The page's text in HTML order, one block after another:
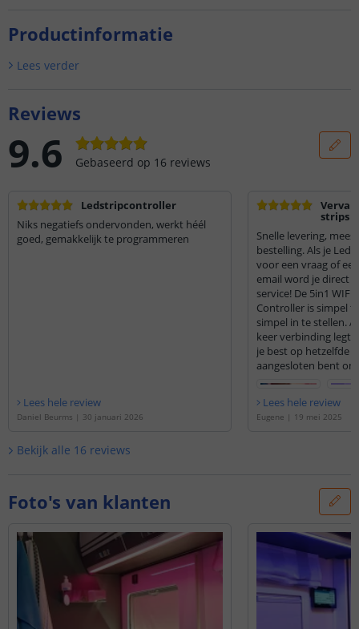
Productinformatie
Lees verder
Reviews
9.6 Gebaseerd op 16 reviews
Ledstripcontroller
Niks negatiefs ondervonden, werkt héél
goed, gemakkelijk te programmeren
Lees hele review
Daniel Beurms | 30 januari 2026
strips
Snelle levering,
bestelling. Als je
voor een vraag of
email word je direct
service! De 5in1 WIFI
Controller is simpel
simpel in te stellen.
keer verbinding legt
je best op hetzelfde
aangesloten bent
tussen de wifi
strip en wifi
gebruikt in de
vanaf verschillende
netwerken contact
Bij aankoop waren
wit witte licht strips
worden nu
premium RGB-WW
een verademing is
brengt in de
Lees hele review
Eugene | 19 mei 2025
Bekijk alle 16 reviews
Foto's van klanten